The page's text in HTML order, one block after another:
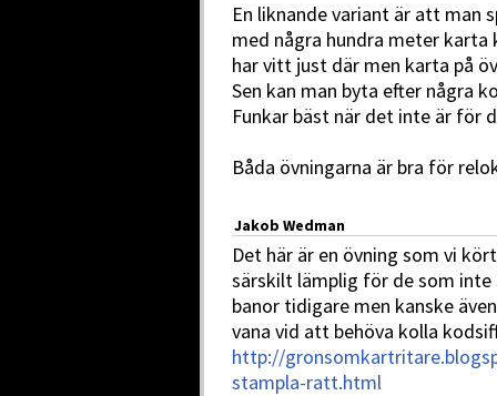
En liknande variant är att man
med några hundra meter karta
har vitt just där men karta på
Sen kan man byta efter några
Funkar bäst när det inte är
Båda övningarna är bra för
Jakob Wedman
Det här är en övning som vi
särskilt lämplig för de som
banor tidigare men kanske
vana vid att behöva kolla
http://
stampla-ratt.html